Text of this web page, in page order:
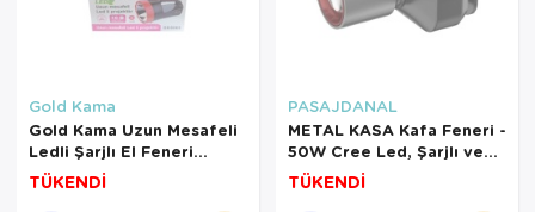
Gold Kama
Gold Kama Uzun Mesafeli
Ledli Şarjlı El Feneri
GK6665 - Kamp, Avcı,
Balıkçı Feneri, Çadır
TÜKENDİ
PASAJDANAL
METAL KASA Kafa Feneri -
50W Cree Led, Şarjlı ve
Su Geçirmez (YURT
DIŞINDAN)
TÜKENDİ